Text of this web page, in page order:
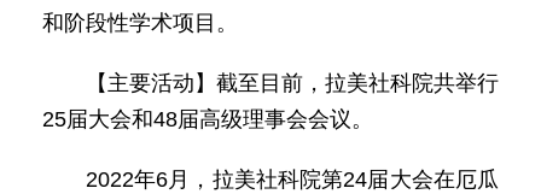
和阶段性学术项目。
【主要活动】截至目前，拉美社科院共举行
25届大会和48届高级理事会会议。
2022年6月，拉美社科院第24届大会在厄瓜